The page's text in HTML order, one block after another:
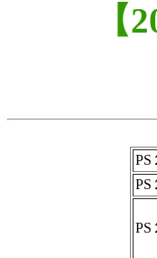
【
PS
PS
PS